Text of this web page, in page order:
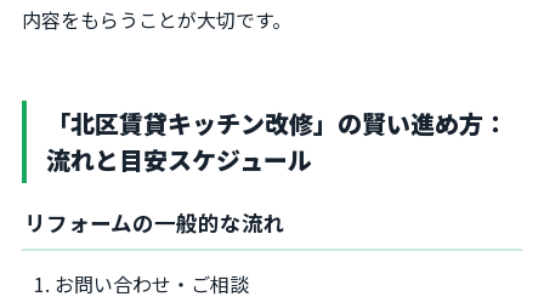
内容をもらうことが大切です。
「北区賃貸キッチン改修」の賢い進め方：
流れと目安スケジュール
リフォームの一般的な流れ
お問い合わせ・ご相談